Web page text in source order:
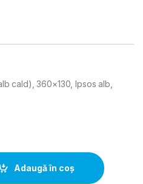
cald), 360×130, Ipsos alb,
LED 1W, 3000K (alb cald),
Adaugă în coș